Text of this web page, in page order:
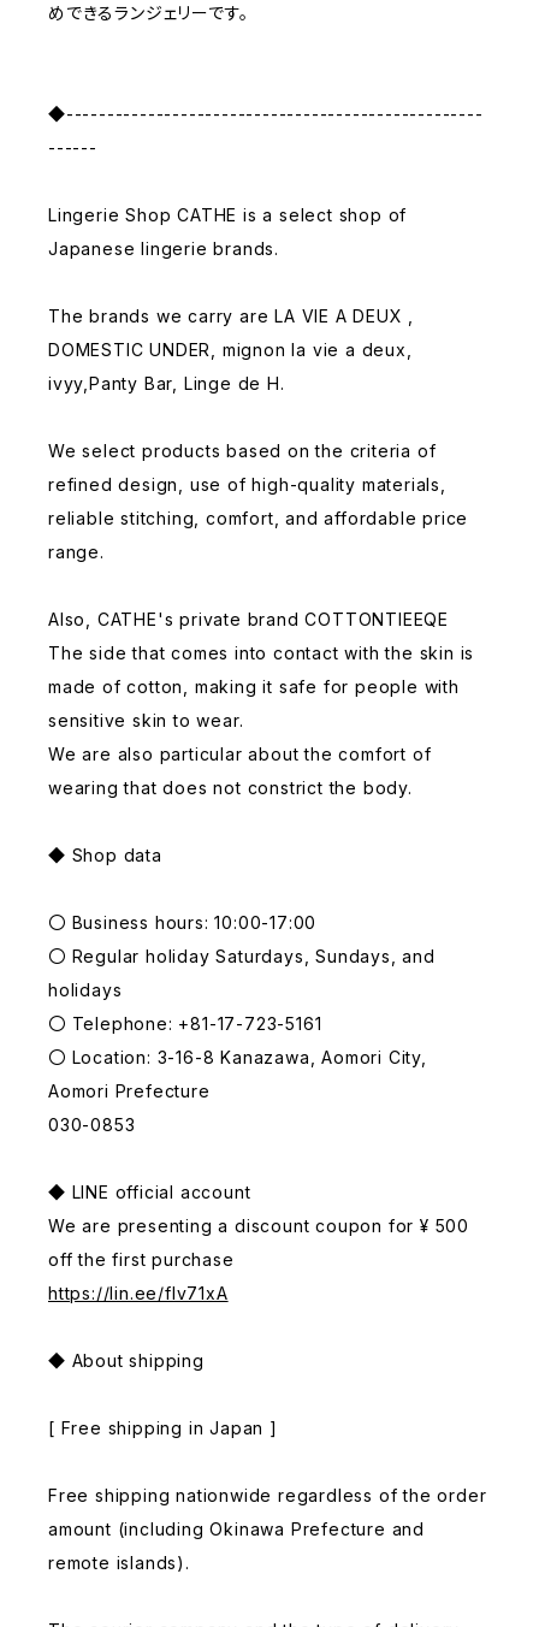
めできるランジェリーです。
◆---------------------------------------------------
------
Lingerie Shop CATHE is a select shop of
Japanese lingerie brands.
The brands we carry are LA VIE A DEUX ,
DOMESTIC UNDER, mignon la vie a deux,
ivyy,Panty Bar, Linge de H.
We select products based on the criteria of
refined design, use of high-quality materials,
reliable stitching, comfort, and affordable price
range.
Also, CATHE's private brand COTTONTIEEQE
The side that comes into contact with the skin is
made of cotton, making it safe for people with
sensitive skin to wear.
We are also particular about the comfort of
wearing that does not constrict the body.
◆ Shop data
〇 Business hours: 10:00-17:00
〇 Regular holiday Saturdays, Sundays, and
holidays
〇 Telephone: +81-17-723-5161
〇 Location: 3-16-8 Kanazawa, Aomori City,
Aomori Prefecture
030-0853
◆ LINE official account
We are presenting a discount coupon for ¥ 500
off the first purchase
https://lin.ee/fIv71xA
◆ About shipping
[ Free shipping in Japan ]
Free shipping nationwide regardless of the order
amount (including Okinawa Prefecture and
remote islands).